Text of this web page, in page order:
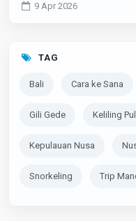
9 Apr 2026
TAG
Bali Cara ke Sana
Gili Gede Keliling
Kepulauan Nusa
Snorkeling Trip